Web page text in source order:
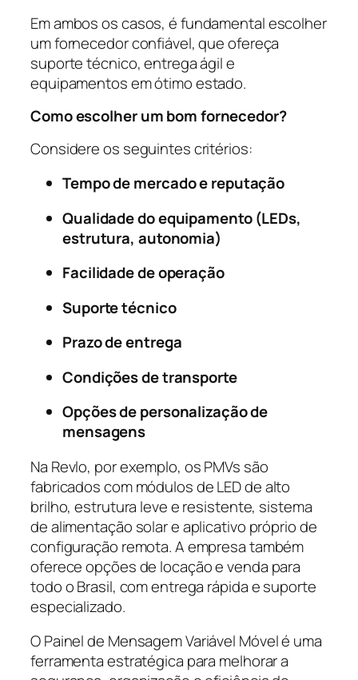
Em ambos os casos, é fundamental escolher
um fornecedor confiável, que ofereça
suporte técnico, entrega ágil e
equipamentos em ótimo estado.
Como escolher um bom fornecedor?
Considere os seguintes critérios:
Tempo de mercado e reputação
Qualidade do equipamento (LEDs,
estrutura, autonomia)
Facilidade de operação
Suporte técnico
Prazo de entrega
Condições de transporte
Opções de personalização de
mensagens
Na Revlo, por exemplo, os PMVs são
fabricados com módulos de LED de alto
brilho, estrutura leve e resistente, sistema
de alimentação solar e aplicativo próprio de
configuração remota. A empresa também
oferece opções de locação e venda para
todo o Brasil, com entrega rápida e suporte
especializado.
O Painel de Mensagem Variável Móvel é uma
ferramenta estratégica para melhorar a